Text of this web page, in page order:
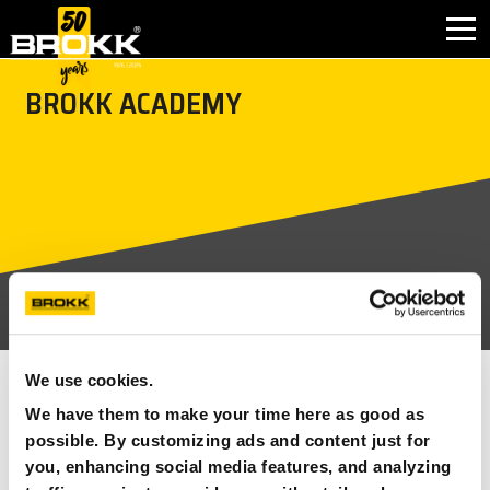
We use cookies.
We have them to make your time here as good as
possible. By customizing ads and content just for
you, enhancing social media features, and analyzing
window.dataLayer = window.dataLayer || []; function gtag(){dataLayer.push(arguments);} gtag('js', new
Date()); gtag('config', 'G-BE6T2PVZWW');
GAŁĘZIE PRZEMYSŁU
OBSŁUGA POSPRZEDAŻNA
KONTAKT
O FIRMIE BROKK
NEWS
BROKK ACADEMY
ZOBACZ WSZYSTKIE
12 MAJA 2025 – 16 MAJA 2025NAJBLIŻSZE